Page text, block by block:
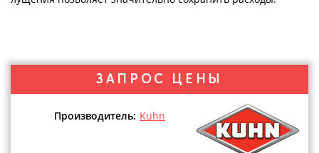
ЗАПРОС ЦЕНЫ
Производитель: Kuhn